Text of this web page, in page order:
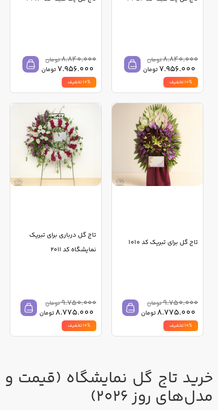
8.840.000تومان
7.956.000 تومان
10% تخفیف
8.840.000تومان
7.956.000 تومان
10% تخفیف
تاج گل برای تبریک کد 1010
9.750.000تومان
8.775.000 تومان
10% تخفیف
تاج گل درباری برای تبریک
نمایشگاه کد 2011
9.750.000تومان
8.775.000 تومان
10% تخفیف
خرید تاج گل نمایشگاه (قیمت و
مدل‌های روز ۲۰۲۶)